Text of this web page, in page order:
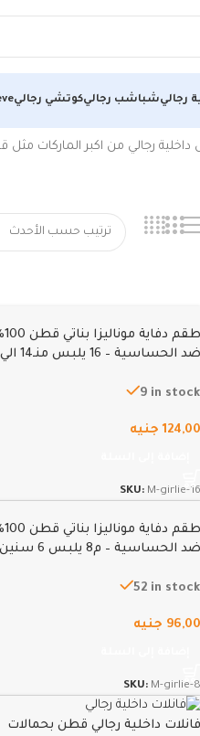
رجاليشباشب رجاليكوتشي رجالي
داخلية رجالي من اكبر الماركات
طقم
ضد الحساسية – 16 يلبس منـ14 الي
9 in stock
124,00 جنيه
SKU: M-girlie-16
طقم
ضد الحساسية – م8
52 in stock
96,00 جنيه
SKU: M-girlie-8
فانلات داخلية رجالي قطن بحمالات